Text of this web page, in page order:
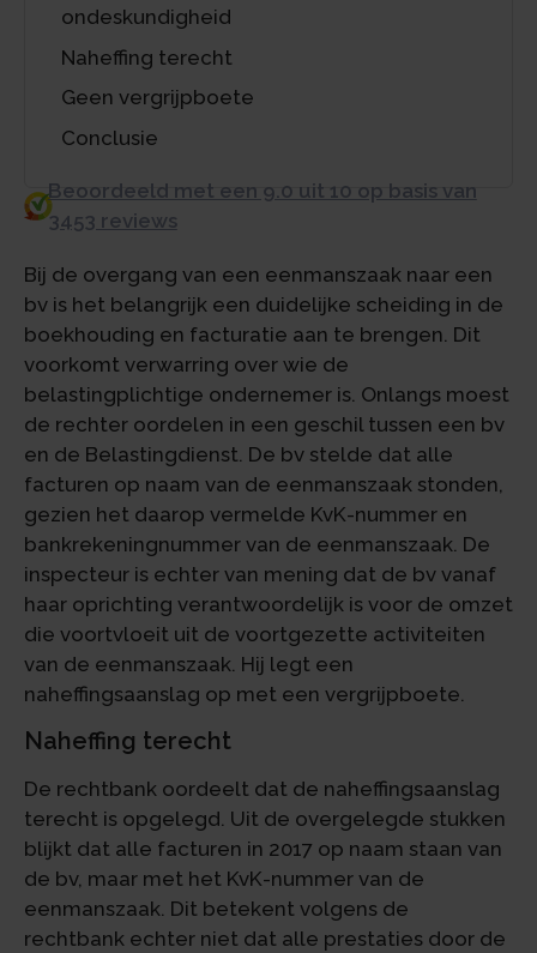
ondeskundigheid
Naheffing terecht
Geen vergrijpboete
Conclusie
Beoordeeld met een 9.0 uit 10 op basis van
3453 reviews
Bij de overgang van een eenmanszaak naar een
bv is het belangrijk een duidelijke scheiding in de
boekhouding en facturatie aan te brengen. Dit
voorkomt verwarring over wie de
belastingplichtige ondernemer is. Onlangs moest
de rechter oordelen in een geschil tussen een bv
en de Belastingdienst. De bv stelde dat alle
facturen op naam van de eenmanszaak stonden,
gezien het daarop vermelde KvK-nummer en
bankrekeningnummer van de eenmanszaak. De
inspecteur is echter van mening dat de bv vanaf
haar oprichting verantwoordelijk is voor de omzet
die voortvloeit uit de voortgezette activiteiten
van de eenmanszaak. Hij legt een
naheffingsaanslag op met een vergrijpboete.
Naheffing terecht
De rechtbank oordeelt dat de naheffingsaanslag
terecht is opgelegd. Uit de overgelegde stukken
blijkt dat alle facturen in 2017 op naam staan van
de bv, maar met het KvK-nummer van de
eenmanszaak. Dit betekent volgens de
rechtbank echter niet dat alle prestaties door de